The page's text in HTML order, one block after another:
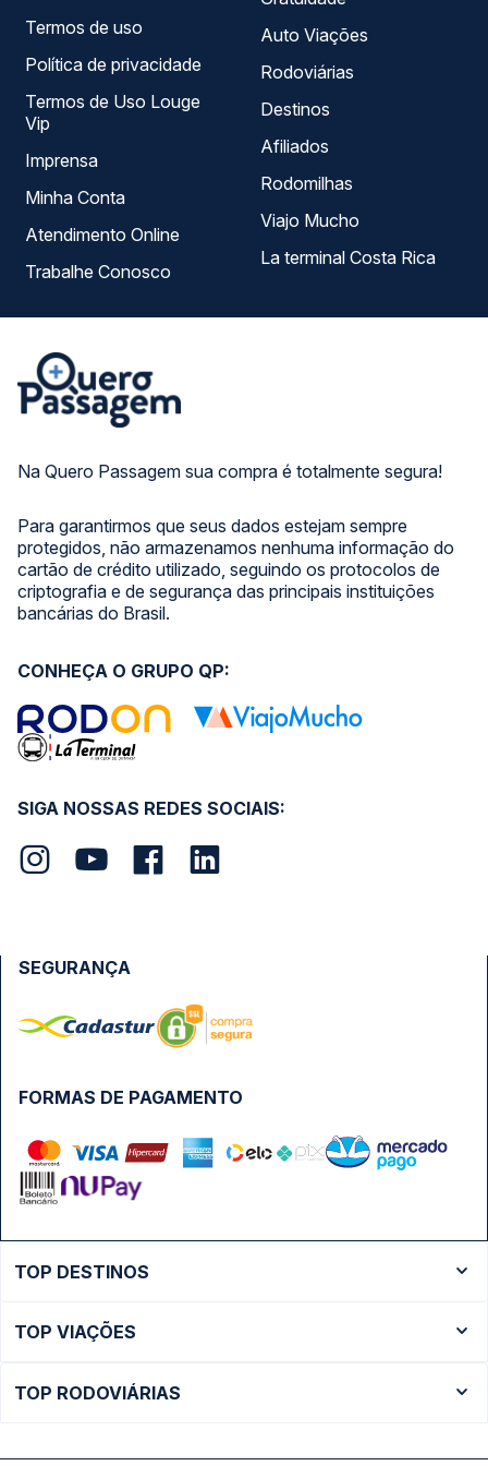
Na Quero Passagem sua compra é totalmente segura!
Para garantirmos que seus dados estejam sempre
protegidos, não armazenamos nenhuma informação do
cartão de crédito utilizado, seguindo os protocolos de
criptografia e de segurança das principais instituições
bancárias do Brasil.
Termos de uso
Política de privacidade
Termos de Uso Louge
Vip
Imprensa
Minha Conta
Atendimento Online
Trabalhe Conosco
Auto Viações
Rodoviárias
Destinos
Afiliados
Rodomilhas
Viajo Mucho
La terminal Costa Rica
SIGA NOSSAS REDES SOCIAIS:
CONHEÇA O GRUPO QP:
FORMAS DE PAGAMENTO
SEGURANÇA
TOP DESTINOS
Ônibus São Paulo
TOP VIAÇÕES
TOP RODOVIÁRIAS